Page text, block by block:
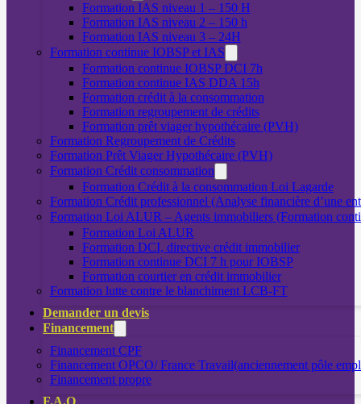
Formation IAS niveau 1 – 150 H
Formation IAS niveau 2 – 150 h
Formation IAS niveau 3 – 24H
Formation continue IOBSP et IAS
Formation continue IOBSP DCI 7h
Formation continue IAS DDA 15h
Formation crédit à la consommation
Formation regroupement de crédits
Formation prêt viager hypothécaire (PVH)
Formation Regroupement de Crédits
Formation Prêt Viager Hypothécaire (PVH)
Formation Crédit consommation
Formation Crédit à la consommation Loi Lagarde
Formation Crédit professionnel (Analyse financière d’une
Formation Loi ALUR – Agents immobiliers (Formation
Formation Loi ALUR
Formation DCI, directive crédit immobilier
Formation continue DCI 7 h pour IOBSP
Formation courtier en crédit immobilier
Formation lutte contre le blanchiment LCB-FT
Demander un devis
Financement
Financement CPF
Financement OPCO/ France Travail(anciennement pôle
Financement propre
F.A.Q